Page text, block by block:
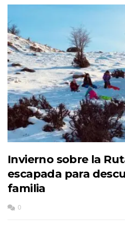
Invierno sobre la
escapada para
familia
0